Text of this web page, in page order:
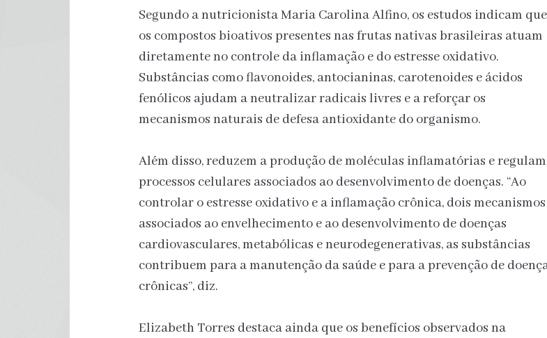
Segundo a nutricionista Maria Carolina Alfino, os estudos indicam que
os compostos bioativos presentes nas frutas nativas brasileiras atuam
diretamente no controle da inflamação e do estresse oxidativo.
Substâncias como flavonoides, antocianinas, carotenoides e ácidos
fenólicos ajudam a neutralizar radicais livres e a reforçar os
mecanismos naturais de defesa antioxidante do organismo.
Além disso, reduzem a produção de moléculas inflamatórias e regulam
processos celulares associados ao desenvolvimento de doenças. “Ao
controlar o estresse oxidativo e a inflamação crônica, dois mecanismos
associados ao envelhecimento e ao desenvolvimento de doenças
cardiovasculares, metabólicas e neurodegenerativas, as substâncias
contribuem para a manutenção da saúde e para a prevenção de
crônicas”, diz.
Elizabeth Torres destaca ainda que os benefícios observados na